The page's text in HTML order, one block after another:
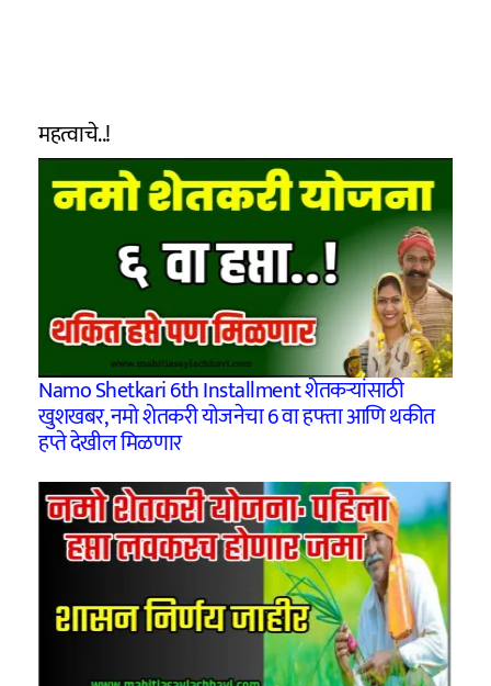
महत्वाचे..!
Namo Shetkari 6th Installment शेतकऱ्यांसाठी
खुशखबर, नमो शेतकरी योजनेचा 6 वा हफ्ता आणि थकीत
हप्ते देखील मिळणार